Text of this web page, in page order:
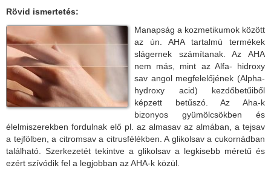
Rövid ismertetés:
Manapság a kozmetikumok között
az ún. AHA tartalmú termékek
slágernek számítanak. Az AHA
nem más, mint az Alfa- hidroxy
sav angol megfelelőjének (Alpha-
hydroxy acid) kezdőbetűiből
képzett betűszó. Az Aha-k
bizonyos gyümölcsökben és
élelmiszerekben fordulnak elő pl. az almasav az almában, a tejsav
a tejfölben, a citromsav a citrusfélékben. A glikolsav a cukornádban
található. Szerkezetét tekintve a glikolsav a legkisebb méretű és
ezért szívódik fel a legjobban az AHA-k közül.